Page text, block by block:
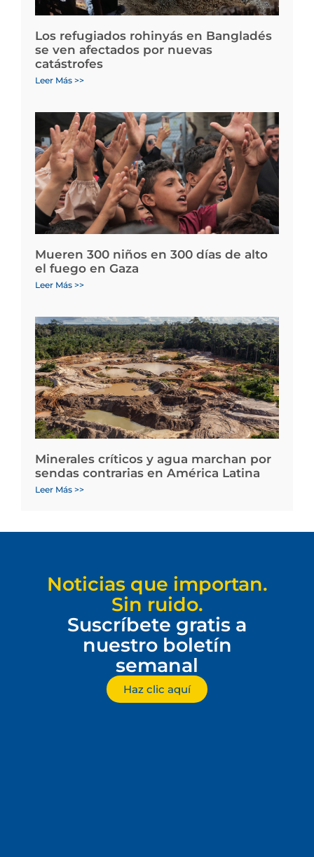
Los refugiados rohinyás en Bangladés
se ven afectados por nuevas
catástrofes
Leer Más >>
Mueren 300 niños en 300 días de alto
el fuego en Gaza
Leer Más >>
Minerales críticos y agua marchan por
sendas contrarias en América Latina
Leer Más >>
Noticias que importan.
Sin ruido.
Suscríbete gratis a
nuestro boletín
semanal
Haz clic aquí